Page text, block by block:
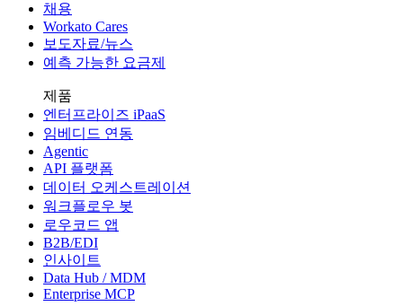
채용
Workato Cares
보도자료/뉴스
예측 가능한 요금제
제품
엔터프라이즈 iPaaS
임베디드 연동
Agentic
API 플랫폼
데이터 오케스트레이션
워크플로우 봇
로우코드 앱
B2B/EDI
인사이트
Data Hub / MDM
Enterprise MCP